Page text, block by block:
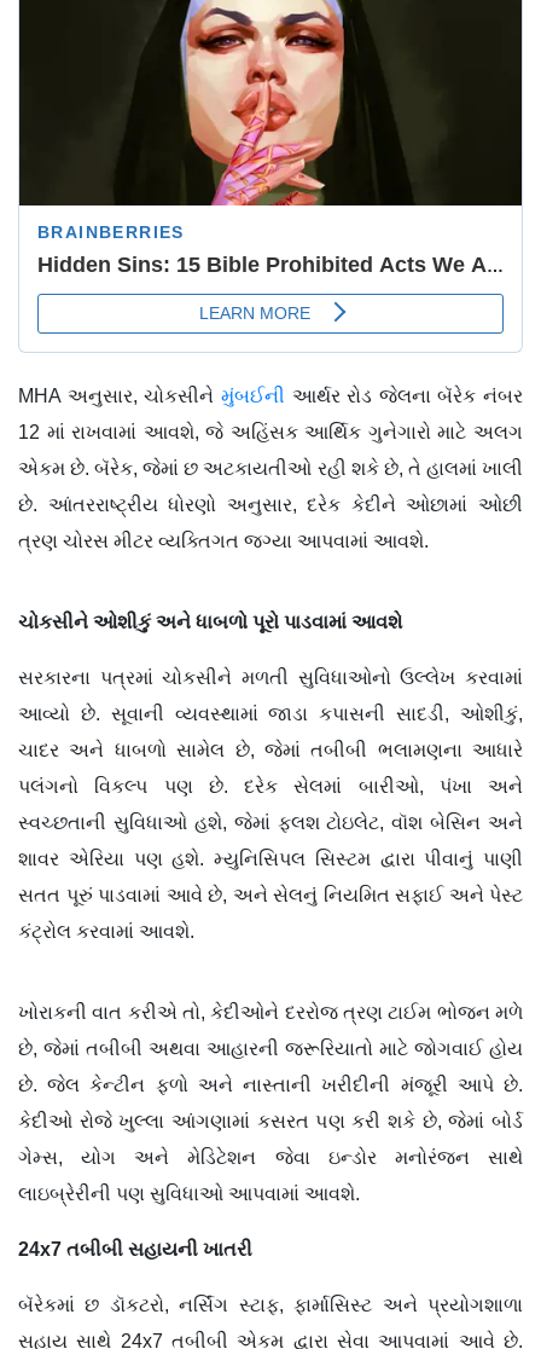
MHA અનુસાર, ચોકસીને મુંબઈની આર્થર રોડ જેલના બૅરેક નંબર
12 માં રાખવામાં આવશે, જે અહિંસક આર્થિક ગુનેગારો માટે અલગ
એકમ છે. બૅરેક, જેમાં છ અટકાયતીઓ રહી શકે છે, તે હાલમાં ખાલી
છે. આંતરરાષ્ટ્રીય ધોરણો અનુસાર, દરેક કેદીને ઓછામાં ઓછી
ત્રણ ચોરસ મીટર વ્યક્તિગત જગ્યા આપવામાં આવશે.
ચોકસીને ઓશીકું અને ધાબળો પૂરો પાડવામાં આવશે
સરકારના પત્રમાં ચોકસીને મળતી સુવિધાઓનો ઉલ્લેખ કરવામાં
આવ્યો છે. સૂવાની વ્યવસ્થામાં જાડા કપાસની સાદડી, ઓશીકું,
ચાદર અને ધાબળો સામેલ છે, જેમાં તબીબી ભલામણના આધારે
પલંગનો વિકલ્પ પણ છે. દરેક સેલમાં બારીઓ, પંખા અને
સ્વચ્છતાની સુવિધાઓ હશે, જેમાં ફ્લશ ટોઇલેટ, વૉશ બેસિન અને
શાવર એરિયા પણ હશે. મ્યુનિસિપલ સિસ્ટમ દ્વારા પીવાનું પાણી
સતત પૂરું પાડવામાં આવે છે, અને સેલનું નિયમિત સફાઈ અને પેસ્ટ
કંટ્રોલ કરવામાં આવશે.
ખોરાકની વાત કરીએ તો, કેદીઓને દરરોજ ત્રણ ટાઈમ ભોજન મળે
છે, જેમાં તબીબી અથવા આહારની જરૂરિયાતો માટે જોગવાઈ હોય
છે. જેલ કેન્ટીન ફળો અને નાસ્તાની ખરીદીની મંજૂરી આપે છે.
કેદીઓ રોજે ખુલ્લા આંગણામાં કસરત પણ કરી શકે છે, જેમાં બોર્ડ
ગેમ્સ, યોગ અને મેડિટેશન જેવા ઇન્ડોર મનોરંજન સાથે
લાઇબ્રેરીની પણ સુવિધાઓ આપવામાં આવશે.
24x7 તબીબી સહાયની ખાતરી
બૅરેકમાં છ ડૉકટરો, નર્સિંગ સ્ટાફ, ફાર્માસિસ્ટ અને પ્રયોગશાળા
સહાય સાથે 24x7 તબીબી એકમ દ્વારા સેવા આપવામાં આવે છે.